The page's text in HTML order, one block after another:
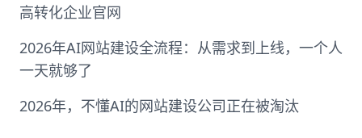
高转化企业官网
2026年AI网站建设全流程：从需求到上线，一个人
一天就够了
2026年，不懂AI的网站建设公司正在被淘汰